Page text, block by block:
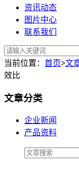
资讯动态
图片中心
联系我们
当前位置： 首页>文
效比
文章分类
企业新闻
产品资料